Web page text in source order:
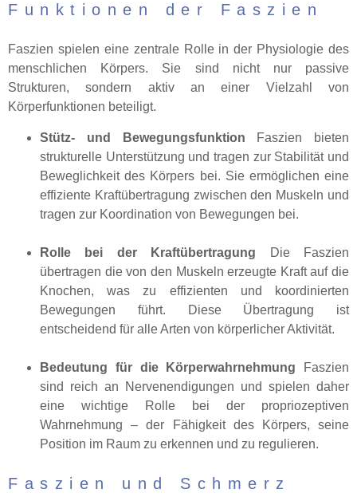
Funktionen der Faszien
Faszien spielen eine zentrale Rolle in der Physiologie des
menschlichen Körpers. Sie sind nicht nur passive
Strukturen, sondern aktiv an einer Vielzahl von
Körperfunktionen beteiligt.
Stütz- und Bewegungsfunktion Faszien bieten
strukturelle Unterstützung und tragen zur Stabilität und
Beweglichkeit des Körpers bei. Sie ermöglichen eine
effiziente Kraftübertragung zwischen den Muskeln und
tragen zur Koordination von Bewegungen bei.
Rolle bei der Kraftübertragung Die Faszien
übertragen die von den Muskeln erzeugte Kraft auf die
Knochen, was zu effizienten und koordinierten
Bewegungen führt. Diese Übertragung ist
entscheidend für alle Arten von körperlicher Aktivität.
Bedeutung für die Körperwahrnehmung Faszien
sind reich an Nervenendigungen und spielen daher
eine wichtige Rolle bei der propriozeptiven
Wahrnehmung – der Fähigkeit des Körpers, seine
Position im Raum zu erkennen und zu regulieren.
Faszien und Schmerz